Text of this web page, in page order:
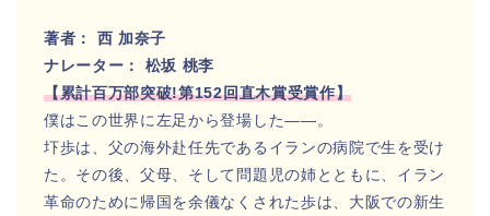
著者： 西 加奈子
ナレーター： 松坂 桃李
【累計百万部突破!第152回直木賞受賞作】
僕はこの世界に左足から登場した――。
圷歩は、父の海外赴任先であるイランの病院で生を受け
た。その後、父母、そして問題児の姉とともに、イラン
革命のために帰国を余儀なくされた歩は、大阪での新生